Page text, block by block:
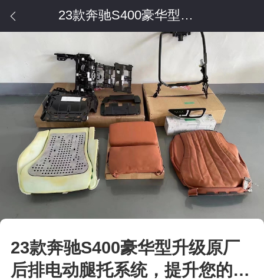
23款奔驰S400豪华型升级原厂后排电动腿托系统，提升您的行车安全
23款奔驰S400豪华型升级原厂
后排电动腿托系统，提升您的行